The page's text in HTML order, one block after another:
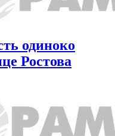
одиноко
Ростова